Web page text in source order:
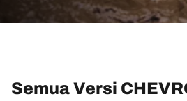
Semua Versi